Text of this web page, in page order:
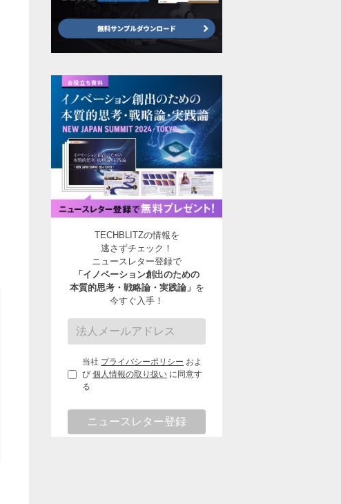
TECHBLITZの情報を
逃さずチェック！
ニュースレター登録で
「イノベーション創出のための
本質的思考・戦略論・実践論」 を
今すぐ入手！
当社 プライバシーポリシー およ
び 個人情報の取り扱い に同意す
る